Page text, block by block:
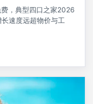
，典型四口之家2026
速度远超物价与工